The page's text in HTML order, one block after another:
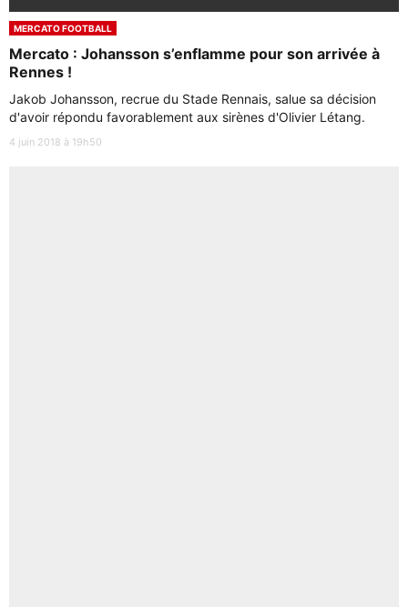
MERCATO FOOTBALL
Mercato : Johansson s’enflamme pour son arrivée à
Rennes !
Jakob Johansson, recrue du Stade Rennais, salue sa décision
d'avoir répondu favorablement aux sirènes d'Olivier Létang.
4 juin 2018 à 19h50